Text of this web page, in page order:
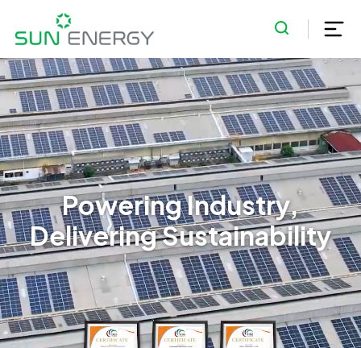
Powering Industry,
Delivering Sustainability